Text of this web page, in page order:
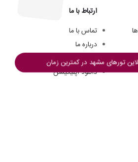
تورهای مشهد در کمترین زمان
ارتباط با ما
تماس با ما
درباره ما
تیم ما
دانلود اپلیکیشن